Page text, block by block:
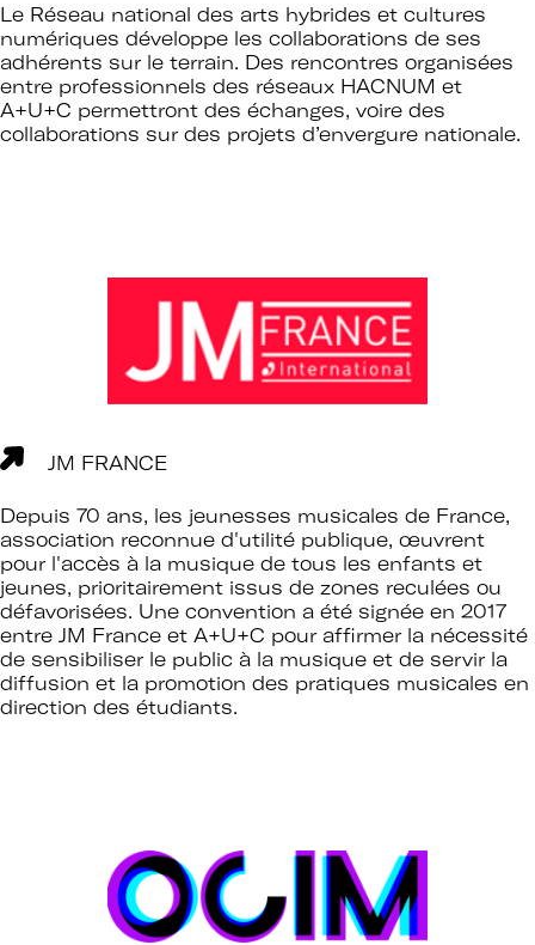
Le Réseau national des arts hybrides et cultures
numériques développe les collaborations de ses
adhérents sur le terrain. Des rencontres organisées
entre professionnels des réseaux HACNUM et
A+U+C permettront des échanges, voire des
collaborations sur des projets d’envergure nationale.
JM FRANCE
Depuis 70 ans, les jeunesses musicales de France,
association reconnue d'utilité publique, œuvrent
pour l'accès à la musique de tous les enfants et
jeunes, prioritairement issus de zones reculées ou
défavorisées. Une convention a été signée en 2017
entre JM France et A+U+C pour affirmer la nécessité
de sensibiliser le public à la musique et de servir la
diffusion et la promotion des pratiques musicales en
direction des étudiants.